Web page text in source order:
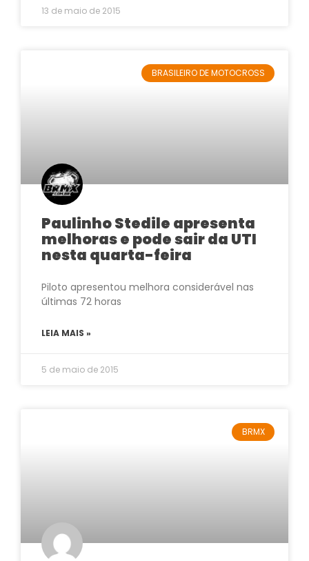
13 de maio de 2015
BRASILEIRO DE MOTOCROSS
Paulinho Stedile apresenta
melhoras e pode sair da UTI
nesta quarta-feira
Piloto apresentou melhora considerável nas
últimas 72 horas
LEIA MAIS »
5 de maio de 2015
BRMX